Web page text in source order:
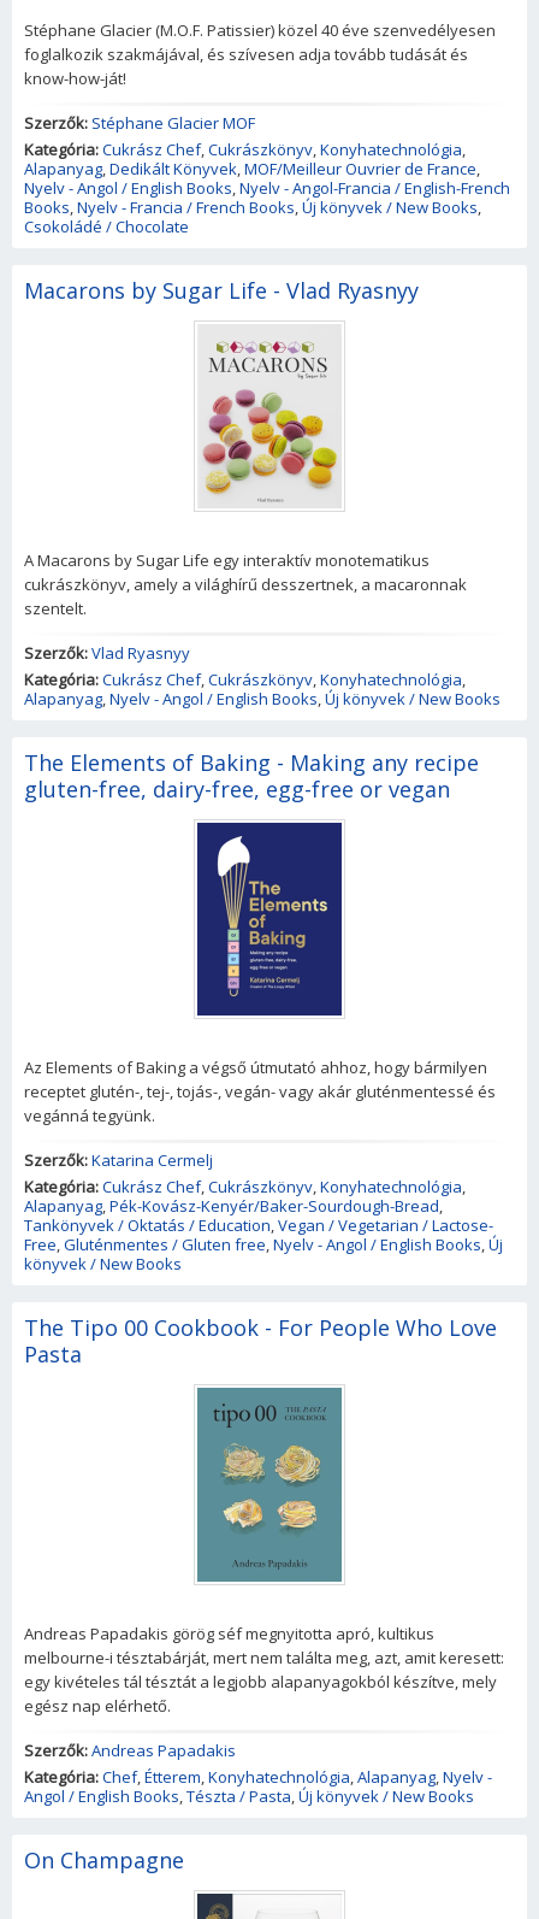
Stéphane Glacier (M.O.F. Patissier) közel 40 éve szenvedélyesen
foglalkozik szakmájával, és szívesen adja tovább tudását és
know-how-ját!
Szerzők: Stéphane Glacier MOF
Kategória:Cukrász Chef,Cukrászkönyv,Konyhatechnológia,
Alapanyag,Dedikált Könyvek,MOF/Meilleur Ouvrier de France,
Nyelv - Angol / English Books,Nyelv - Angol-Francia / English-French
Books,Nyelv - Francia / French Books,Új könyvek / New Books,
Csokoládé / Chocolate
Macarons by Sugar Life - Vlad Ryasnyy
A Macarons by Sugar Life egy interaktív monotematikus
cukrászkönyv, amely a világhírű desszertnek, a macaronnak
szentelt.
Szerzők:Vlad Ryasnyy
Kategória:Cukrász Chef,Cukrászkönyv,Konyhatechnológia,
Alapanyag,Nyelv - Angol / English Books,Új könyvek / New Books
The Elements of Baking - Making any recipe
gluten-free, dairy-free, egg-free or vegan
Az Elements of Baking a végső útmutató ahhoz, hogy bármilyen
receptet glutén-, tej-, tojás-, vegán- vagy akár gluténmentessé és
vegánná tegyünk.
Szerzők:Katarina Cermelj
Kategória:Cukrász Chef,Cukrászkönyv,Konyhatechnológia,
Alapanyag,Pék-Kovász-Kenyér/Baker-Sourdough-Bread,
Tankönyvek / Oktatás / Education,Vegan / Vegetarian / Lactose-
Free,Gluténmentes / Gluten free,Nyelv - Angol / English Books,Új
könyvek / New Books
The Tipo 00 Cookbook - For People Who Love
Pasta
Andreas Papadakis görög séf megnyitotta apró, kultikus
melbourne-i tésztabárját, mert nem találta meg, azt, amit keresett:
egy kivételes tál tésztát a legjobb alapanyagokból készítve, mely
egész nap elérhető.
Szerzők:Andreas Papadakis
Kategória:Chef,Étterem,Konyhatechnológia,Alapanyag,Nyelv -
Angol / English Books,Tészta / Pasta,Új könyvek / New Books
On Champagne